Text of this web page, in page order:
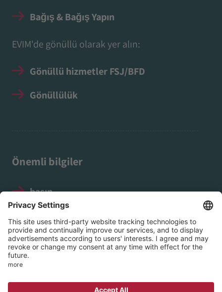
Bağış & Bağış Yapın
EVIM'de gönüllü olarak yer alın:
Gönüllü hizmetler FSJ/BFD
Gönüllülük
Önemli bilgiler
basın
Veri koruma